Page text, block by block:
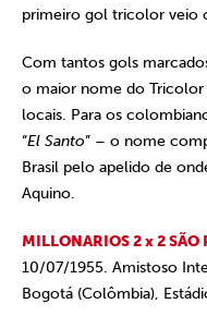
primeiro gol tricolor veio
Com tantos gols
o maior nome do Tricolor
locais. Para os
“El Santo” – o nome
Brasil pelo apelido de
Aquino.
MILLONARIOS 2 x 2 SÃO
10/07/1955. Amistoso
Bogotá (Colômbia),